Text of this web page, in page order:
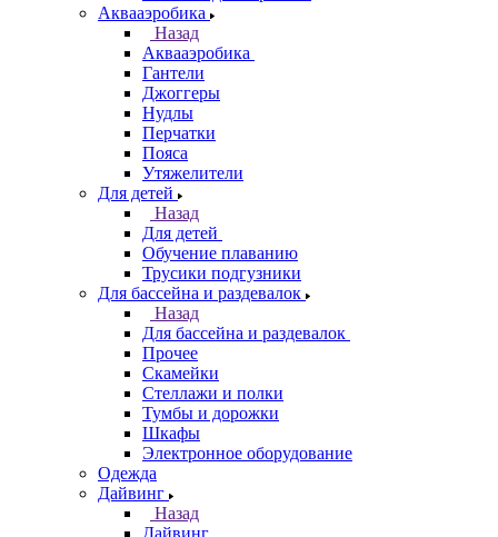
Аквааэробика
Назад
Аквааэробика
Гантели
Джоггеры
Нудлы
Перчатки
Пояса
Утяжелители
Для детей
Назад
Для детей
Обучение плаванию
Трусики подгузники
Для бассейна и раздевалок
Назад
Для бассейна и раздевалок
Прочее
Скамейки
Стеллажи и полки
Тумбы и дорожки
Шкафы
Электронное оборудование
Одежда
Дайвинг
Назад
Дайвинг